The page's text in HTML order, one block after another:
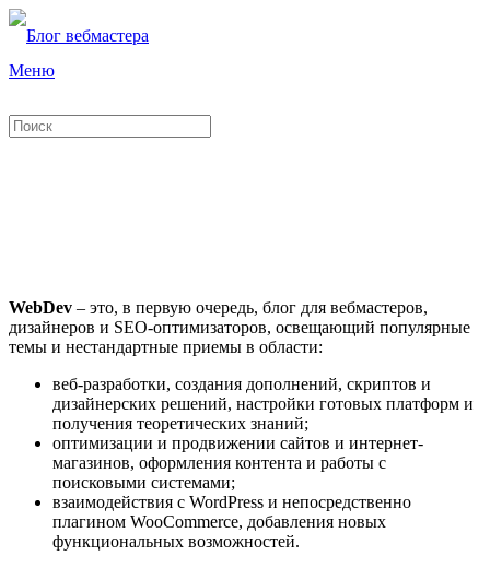
Меню
WebDev – это, в первую очередь, блог для вебмастеров,
дизайнеров и SEO-оптимизаторов, освещающий популярные
темы и нестандартные приемы в области:
веб-разработки, создания дополнений, скриптов и
дизайнерских решений, настройки готовых платформ и
получения теоретических знаний;
оптимизации и продвижении сайтов и интернет-
магазинов, оформления контента и работы с
поисковыми системами;
взаимодействия с WordPress и непосредственно
плагином WooCommerce, добавления новых
функциональных возможностей.